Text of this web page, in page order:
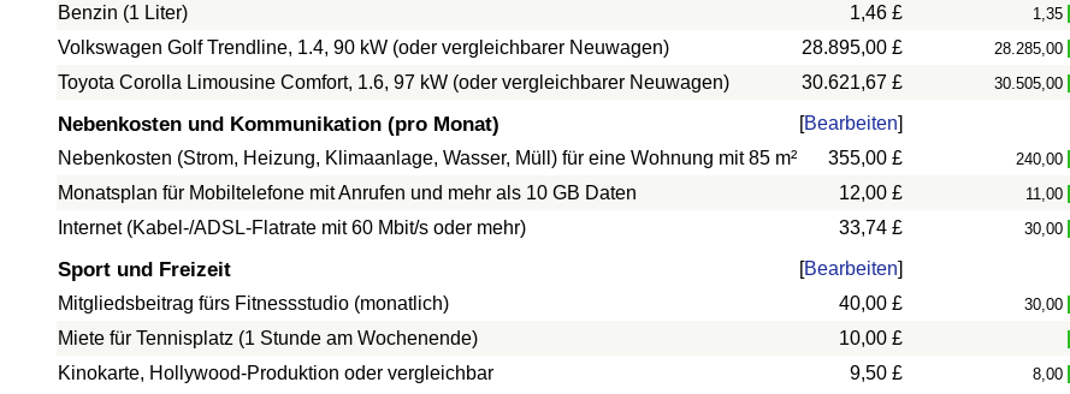
Benzin (1 Liter)
1,46 £ 1,35
Volkswagen Golf Trendline, 1.4, 90 kW (oder vergleichbarer Neuwagen) 28.895,00 £ 28.285,00
Toyota Corolla Limousine Comfort, 1.6, 97 kW (oder vergleichbarer Neuwagen) 30.621,67 £ 30.505,00
Nebenkosten und Kommunikation (pro Monat) [Bearbeiten]
Nebenkosten (Strom, Heizung, Klimaanlage, Wasser, Müll) für eine Wohnung mit 85 m²
355,00 £ 240,00
Monatsplan für Mobiltelefone mit Anrufen und mehr als 10 GB Daten 12,00 £ 11,00
Internet (Kabel-/ADSL-Flatrate mit 60 Mbit/s oder mehr) 33,74 £ 30,00
Sport und Freizeit [Bearbeiten]
Mitgliedsbeitrag fürs Fitnessstudio (monatlich)
40,00 £ 30,00
Miete für Tennisplatz (1 Stunde am Wochenende)
10,00 £
Kinokarte, Hollywood-Produktion oder vergleichbar
9,50 £ 8,00